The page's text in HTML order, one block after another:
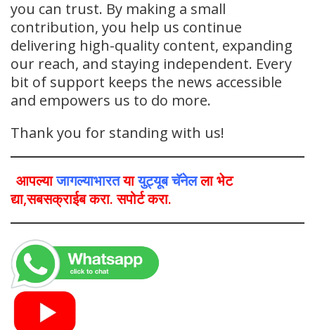
you can trust. By making a small
contribution, you help us continue
delivering high-quality content, expanding
our reach, and staying independent. Every
bit of support keeps the news accessible
and empowers us to do more.
Thank you for standing with us!
आपल्याजागल्याभारतयायुट्यूब चॅनेलला भेट
द्या,सबसक्राईब करा. सपोर्ट करा.